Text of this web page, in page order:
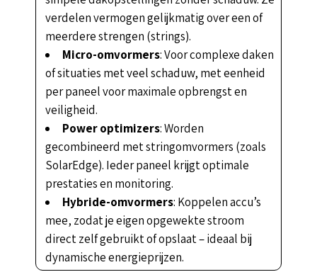
verdelen vermogen gelijkmatig over een of
meerdere strengen (strings).
Micro-omvormers: Voor complexe daken
of situaties met veel schaduw, met eenheid
per paneel voor maximale opbrengst en
veiligheid.
Power optimizers: Worden
gecombineerd met stringomvormers (zoals
SolarEdge). Ieder paneel krijgt optimale
prestaties en monitoring.
Hybride-omvormers: Koppelen accu’s
mee, zodat je eigen opgewekte stroom
direct zelf gebruikt of opslaat – ideaal bij
dynamische energieprijzen.